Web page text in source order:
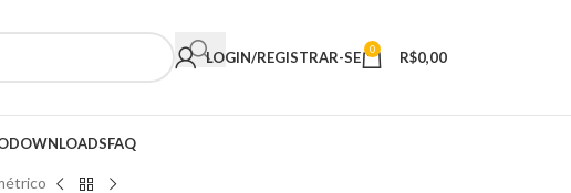
LOGIN/REGISTRAR-SE 0 R$0,00
DOWNLOADSFAQ